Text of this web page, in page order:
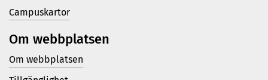
Campuskartor
Om webbplatsen
Om webbplatsen